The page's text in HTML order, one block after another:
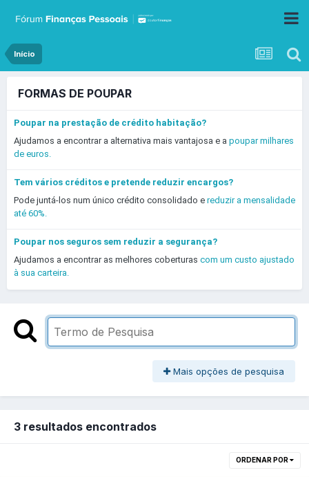
Início
FORMAS DE POUPAR
Poupar na prestação de crédito habitação?
Ajudamos a encontrar a alternativa mais vantajosa e a poupar milhares
de euros.
Tem vários créditos e pretende reduzir encargos?
Pode juntá-los num único crédito consolidado e reduzir a mensalidade
até 60%.
Poupar nos seguros sem reduzir a segurança?
Ajudamos a encontrar as melhores coberturas com um custo ajustado
à sua carteira.
Mais opções de pesquisa
3 resultados encontrados
ORDENAR POR